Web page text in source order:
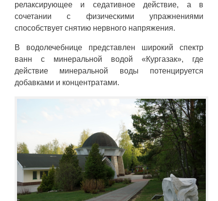
релаксирующее и седативное действие, а в
сочетании с физическими упражнениями
способствует снятию нервного напряжения.
В водолечебнице представлен широкий спектр
ванн с минеральной водой «Кургазак», где
действие минеральной воды потенцируется
добавками и концентратами.